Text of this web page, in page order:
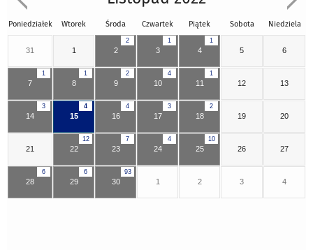
Poniedziałek Wtorek Środa Czwartek Piątek Sobota Niedziela
31 1
2
2
1
3
1
4 5 6
1
7
1
8
2
9
4
10
1
11 12 13
3
14
4
15
4
16
3
17
2
18 19 20
21
12
22
7
23
4
24
10
25 26 27
6
28
6
29
93
30 1 2 3 4